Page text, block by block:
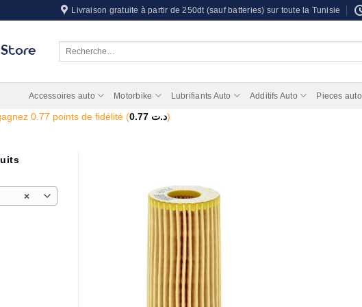
Livraison gratuite à partir de 250dt (sauf batteries) sur toute la Tunisie
Accessoires auto Motorbike Lubrifiants Auto Additifs Auto Pieces auto
0.77 points de fidélité (0.77 د.ت)
×